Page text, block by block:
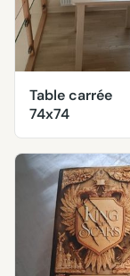
Table carrée
74x74